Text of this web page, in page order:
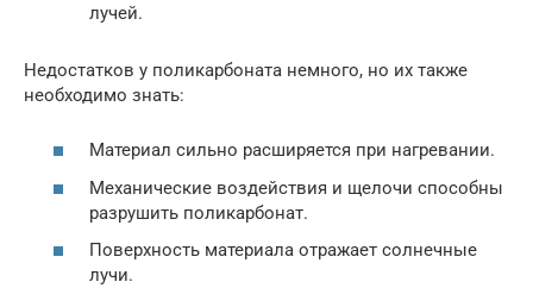
лучей.
Недостатков у поликарбоната немного, но их также
необходимо знать:
Материал сильно расширяется при нагревании.
Механические воздействия и щелочи способны
разрушить поликарбонат.
Поверхность материала отражает солнечные
лучи.